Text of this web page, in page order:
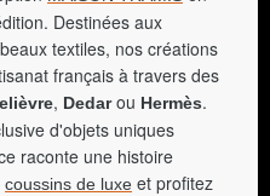
Destinées aux
textiles, nos créations
français à travers des
, Dedarou Hermès.
d'objets uniques
raconte une histoire
coussins de luxe et profitez